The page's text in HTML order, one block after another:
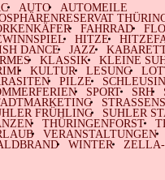
AUTO
AUTOMEILE
FAHRRAD
HITZE
DANCE
JAZZ
KLASSIK
KLEINE
KULTUR LESUNG
PILZE
SPORT SRH
FRÜHLING
SUHLER
THÜRINGENFORST
VERANSTALTUNGEN
WINTER